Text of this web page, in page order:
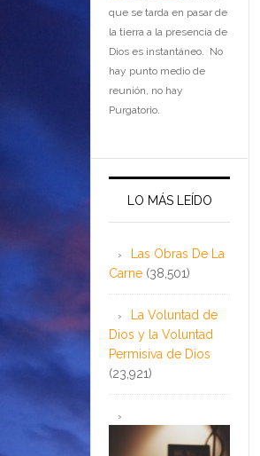
que se tarda en pasar de
la tierra a la presencia de
Dios es instantáneo. No
hay punto medio de
reunión, no hay
Purgatorio.
LO MÁS LEÍDO
Las Obras De La
Carne (38,501)
La Voluntad de
Dios y la Voluntad
Permisiva de Dios
(23,921)